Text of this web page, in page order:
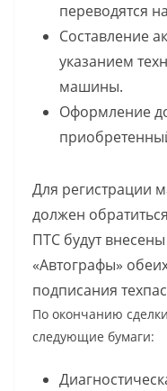
переводятся
Составление
указанием
машины.
Оформление
Для регистрации
должен
ПТС будут
«Автографы»
подписания
По окончанию
следующие бумаги: